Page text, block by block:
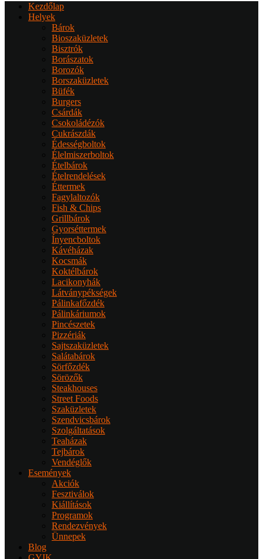
Kezdőlap
Helyek
Bárok
Bioszaküzletek
Bisztrók
Borászatok
Borozók
Borszaküzletek
Büfék
Burgers
Csárdák
Csokoládézók
Cukrászdák
Édességboltok
Élelmiszerboltok
Ételbárok
Ételrendelések
Éttermek
Fagylaltozók
Fish & Chips
Grillbárok
Gyorséttermek
Ínyencboltok
Kávéházak
Kocsmák
Koktélbárok
Lacikonyhák
Látványpékségek
Pálinkafőzdék
Pálinkáriumok
Pincészetek
Pizzériák
Sajtszaküzletek
Salátabárok
Sörfőzdék
Sörözők
Steakhouses
Street Foods
Szaküzletek
Szendvicsbárok
Szolgáltatások
Teaházak
Tejbárok
Vendéglők
Események
Akciók
Fesztiválok
Kiállítások
Programok
Rendezvények
Ünnepek
Blog